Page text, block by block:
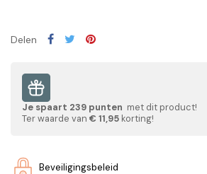
Delen
Je spaart 239 punten met dit product!
Ter waarde van € 11,95 korting!
Beveiligingsbeleid